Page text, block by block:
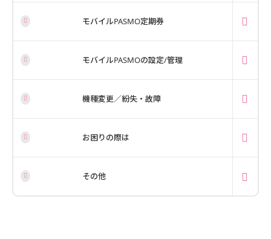
モバイルPASMO定期券
モバイルPASMOの設定/管理
機種変更／紛失・故障
お困りの際は
その他